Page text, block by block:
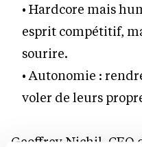
• Hardcore mais
esprit compétitif,
sourire.
• Autonomie :
voler de leurs
Geoffrey Nichil, CEO